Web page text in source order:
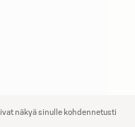
näkyä sinulle kohdennetusti